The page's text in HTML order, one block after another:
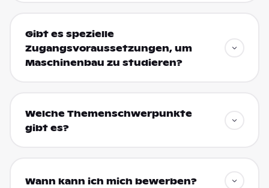
Gibt es spezielle
Zugangsvoraussetzungen, um
Maschinenbau zu studieren?
Welche Themenschwerpunkte
gibt es?
Wann kann ich mich bewerben?